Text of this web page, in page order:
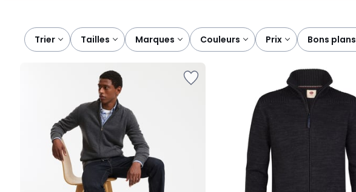
Trier tailles marques couleurs prix bons plans